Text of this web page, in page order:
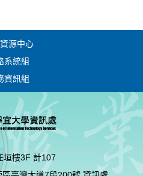
源中心
系統組
資訊組
垣樓3F 計107